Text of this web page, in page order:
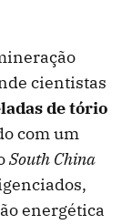
cientistas
de tório
com um
South China
energética